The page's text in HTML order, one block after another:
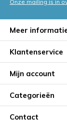
Onze mailing is in
Meer
Klantenservice
Mijn account
Categorieën
Contact